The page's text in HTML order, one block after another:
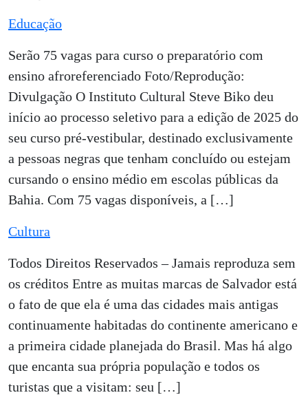
Educação
Serão 75 vagas para curso o preparatório com
ensino afroreferenciado Foto/Reprodução:
Divulgação O Instituto Cultural Steve Biko deu
início ao processo seletivo para a edição de 2025 do
seu curso pré-vestibular, destinado exclusivamente
a pessoas negras que tenham concluído ou estejam
cursando o ensino médio em escolas públicas da
Bahia. Com 75 vagas disponíveis, a […]
Cultura
Todos Direitos Reservados – Jamais reproduza sem
os créditos Entre as muitas marcas de Salvador está
o fato de que ela é uma das cidades mais antigas
continuamente habitadas do continente americano e
a primeira cidade planejada do Brasil. Mas há algo
que encanta sua própria população e todos os
turistas que a visitam: seu […]